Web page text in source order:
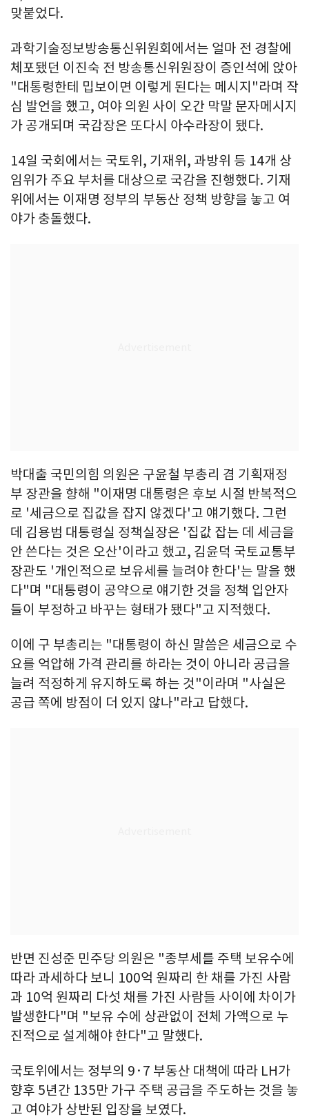
맞붙었다.
과학기술정보방송통신위원회에서는 얼마 전 경찰에
체포됐던 이진숙 전 방송통신위원장이 증인석에 앉아
"대통령한테 밉보이면 이렇게 된다는 메시지"라며 작
심 발언을 했고, 여야 의원 사이 오간 막말 문자메시지
가 공개되며 국감장은 또다시 아수라장이 됐다.
14일 국회에서는 국토위, 기재위, 과방위 등 14개 상
임위가 주요 부처를 대상으로 국감을 진행했다. 기재
위에서는 이재명 정부의 부동산 정책 방향을 놓고 여
야가 충돌했다.
박대출 국민의힘 의원은 구윤철 부총리 겸 기획재정
부 장관을 향해 "이재명 대통령은 후보 시절 반복적으
로 '세금으로 집값을 잡지 않겠다'고 얘기했다. 그런
데 김용범 대통령실 정책실장은 '집값 잡는 데 세금을
안 쓴다는 것은 오산'이라고 했고, 김윤덕 국토교통부
장관도 '개인적으로 보유세를 늘려야 한다'는 말을 했
다"며 "대통령이 공약으로 얘기한 것을 정책 입안자
들이 부정하고 바꾸는 형태가 됐다"고 지적했다.
이에 구 부총리는 "대통령이 하신 말씀은 세금으로 수
요를 억압해 가격 관리를 하라는 것이 아니라 공급을
늘려 적정하게 유지하도록 하는 것"이라며 "사실은
공급 쪽에 방점이 더 있지 않나"라고 답했다.
반면 진성준 민주당 의원은 "종부세를 주택 보유수에
따라 과세하다 보니 100억 원짜리 한 채를 가진 사람
과 10억 원짜리 다섯 채를 가진 사람들 사이에 차이가
발생한다"며 "보유 수에 상관없이 전체 가액으로 누
진적으로 설계해야 한다"고 말했다.
국토위에서는 정부의 9·7 부동산 대책에 따라 LH가
향후 5년간 135만 가구 주택 공급을 주도하는 것을 놓
고 여야가 상반된 입장을 보였다.